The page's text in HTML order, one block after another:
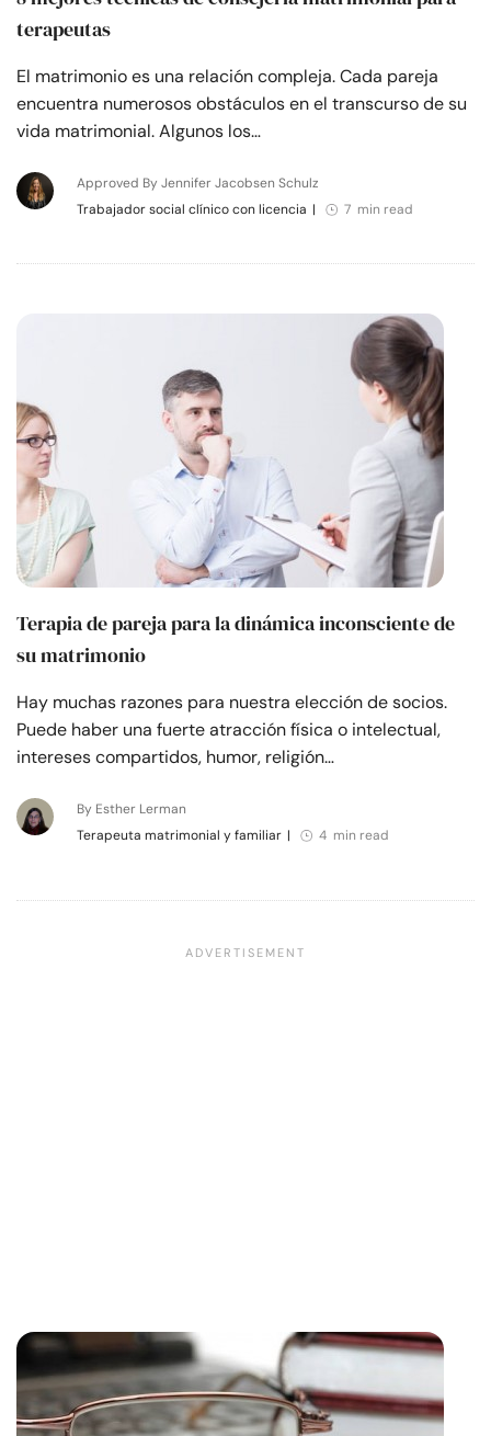
terapeutas
El matrimonio es una relación compleja. Cada pareja
encuentra numerosos obstáculos en el transcurso de su
vida matrimonial. Algunos los…
Approved By Jennifer Jacobsen Schulz
Trabajador social clínico con licencia | 7 min read
Terapia de pareja para la dinámica inconsciente de
su matrimonio
Hay muchas razones para nuestra elección de socios.
Puede haber una fuerte atracción física o intelectual,
intereses compartidos, humor, religión…
By Esther Lerman
Terapeuta matrimonial y familiar | 4 min read